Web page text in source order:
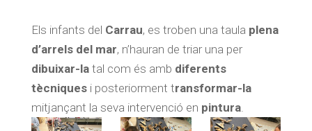
Els infants del Carrau, es troben una taula plena
d’arrels del mar, n’hauran de triar una per
dibuixar-latal com és amb diferents
tècniquesi posteriorment transformar-la
mitjançant la seva intervenció en pintura.